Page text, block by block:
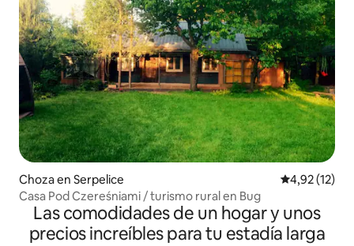
Choza en Serpelice Calificación
4,92 (12)
Casa Pod Czereśniami / turismo rural en Bug
Las comodidades de un hogar y unos
precios increíbles para tu estadía larga